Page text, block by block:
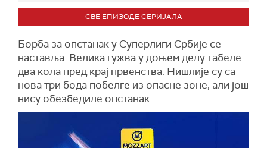
СВЕ ЕПИЗОДЕ СЕРИЈАЛА
Борба за опстанак у Суперлиги Србије се
наставља. Велика гужва у доњем делу табеле
два кола пред крај првенства. Нишлије су са
нова три бода побелге из опасне зоне, али још
нису обезбедиле опстанак.